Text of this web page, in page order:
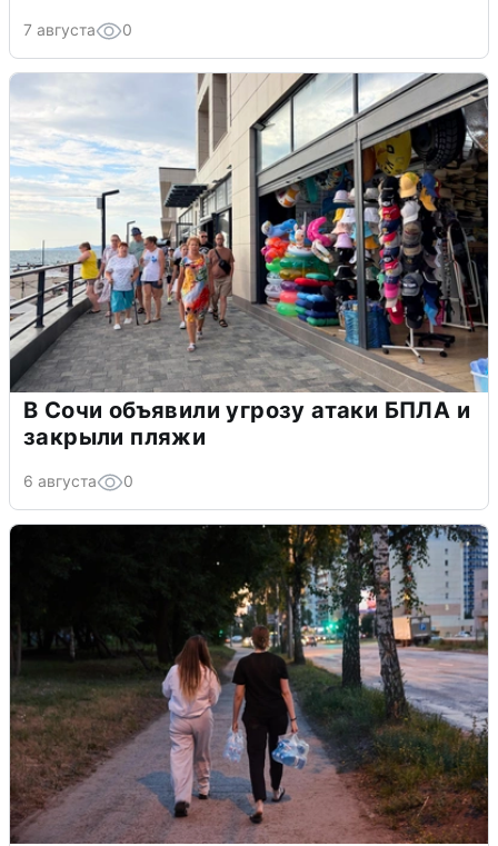
7 августа 0
В Сочи объявили угрозу атаки БПЛА и
закрыли пляжи
6 августа 0